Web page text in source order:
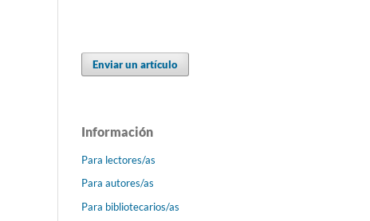
Enviar un artículo
Información
Para lectores/as
Para autores/as
Para bibliotecarios/as